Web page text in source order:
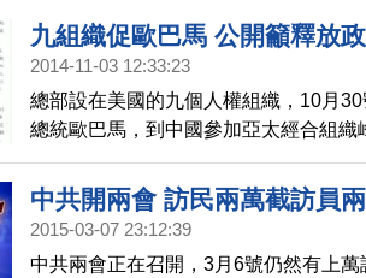
九組織促歐巴馬 公開籲釋放
2014-11-03 12:33:23
總部設在美國的九個人權組織，10月
總統歐巴馬，到中國參加亞太經合組
環境的惡化、和公民社會遭受的重創
共政府對公民社會的打壓有礙美中雙邊
呼籲釋放不久前被重判的維族經濟學者
中共開兩會 訪民兩萬截訪員
2015-03-07 23:12:39
中共兩會正在召開，3月6號仍然有上